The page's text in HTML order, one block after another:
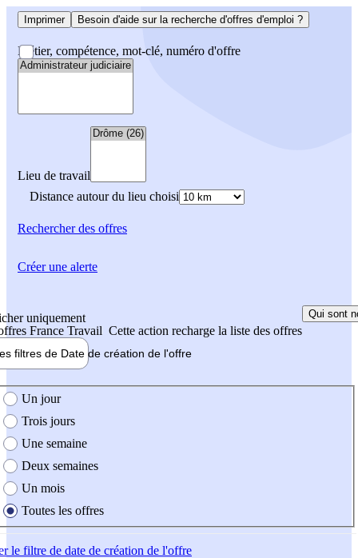
Imprimer Besoin d'aide sur la recherche d'offres d'emploi ?
Métier, compétence, mot-clé, numéro d'offre
Lieu de travail
Distance autour du lieu choisi
Rechercherdes offres
uniquement
France Travail Cette action recharge la liste des offres
Qui sont
filtres de Date de création de l'offre
création de l'offre
Un jour
Trois jours
Une semaine
Deux semaines
Un mois
Toutes les offres
le filtre de date de création de l'offre
Créer une alerte